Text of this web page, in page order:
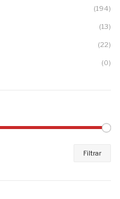
(194)
(13)
(22)
(0)
Filtrar